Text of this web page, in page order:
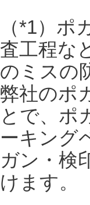
（*1）
査工程な
のミスの
弊社のポ
とで、ポ
ーキング
ガン・検
けます。